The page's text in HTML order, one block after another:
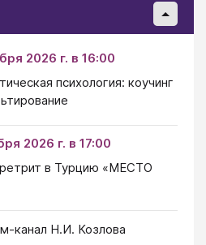
2026 г. в 16:00
психология: коучинг
2026 г. в 17:00
в Турцию «МЕСТО
канал Н.И. Козлова